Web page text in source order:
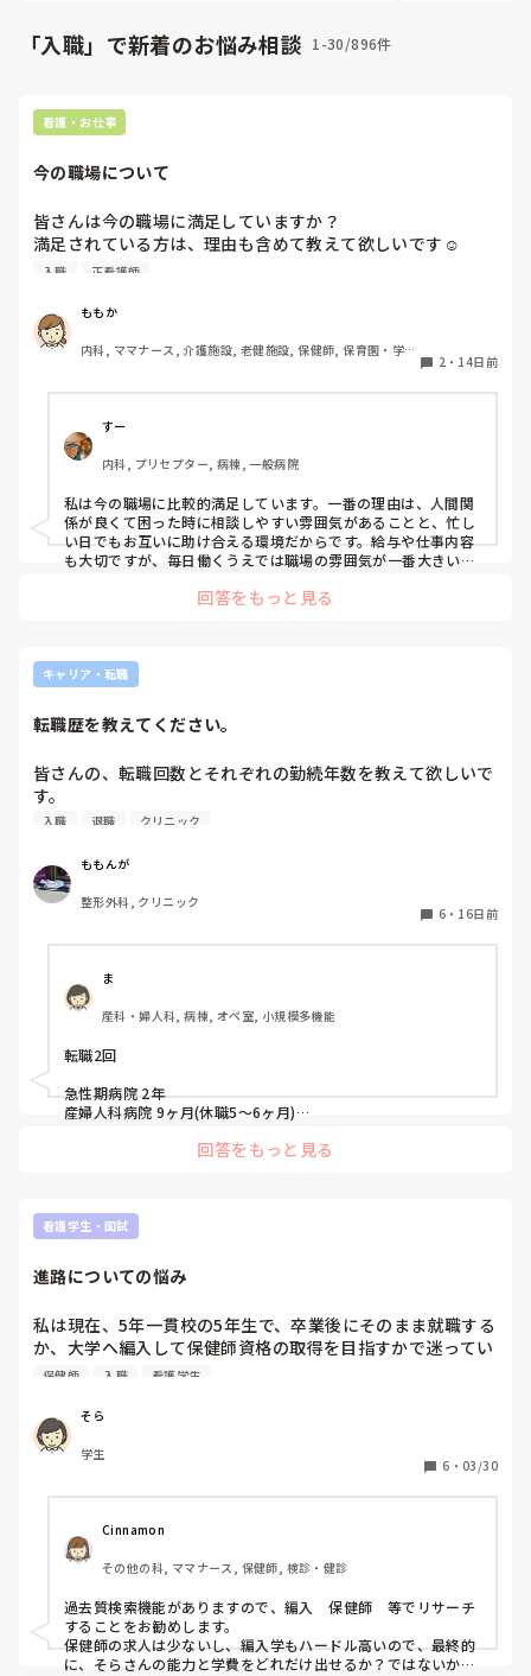
「入職」で新着のお悩み相談 1-30/896件
看護・お仕事
今の職場について
皆さんは今の職場に満足していますか？
満足されている方は、理由も含めて教えて欲しいです☺️
看護の職場って入職してからでないと、雰囲気とかも分から
入職 正看護師
ももか
内科, ママナース, 介護施設, 老健施設, 保健師, 保育園・学
2 ・ 14日前
すー
内科, プリセプター, 病棟, 一般病院
私は今の職場に比較的満足しています。一番の理由は、人間関
係が良くて困った時に相談しやすい雰囲気があることと、忙し
い日でもお互いに助け合える環境だからです。給与や仕事内容
も大切ですが、毎日働くうえでは職場の雰囲気が一番大きいと
一方で、どんな職場でも多少の不満はありますし、100％理想
本当におっしゃる通りで、入職してみないと分からない部分は
多いですよね。私は見学のときにスタッフ同士の雰囲気や挨
いった点が、自分に合う職場を見つけるヒントになると思いま
回答をもっと見る
キャリア・転職
転職歴を教えてください。
皆さんの、転職回数とそれぞれの勤続年数を教えて欲しいで
す。
入職 退職 クリニック
ももんが
整形外科, クリニック
6・ 16日前
ま
産科・婦人科, 病棟, オペ室, 小規模多機能
転職2回
急性期病院 2年
産婦人科病院 9ヶ月(休職5～6ヶ月)
です。参考になれば幸いです回答をもっと見る
看護学生・国試
進路についての悩み
私は現在、5年一貫校の5年生で、卒業後にそのまま就職する
か、大学へ編入して保健師資格の取得を目指すかで迷ってい
ます。
大学編入を考えている理由としては、将来的に収入面での安
定や向上が期待できること、基礎的な知識や考え方をよりし
っかりと身につけられること、そして保健師資格を取得する
ことで就職先の幅が広がる点に魅力を感じているためです。
一方で、就職を選べば早く現場経験を積むことができ、すぐ
に収入を得られるというメリットもあり、どちらの進路を選
ぶべきか悩んでいます。
皆様であれば、このような状況の場合、どのような進路を選
択されますか。理由とあわせてご意見をいただけると幸いで
す。
保健師 入職 看護学生
そら
学生
6 ・ 03/30
Cinnamon
その他の科, ママナース, 保健師, 検診・健診
過去質検索機能がありますので、編入　保健師　等でリサーチ
することをお勧めします。
保健師の求人は少ないし、編入学もハードル高いので、最終的
に、そらさんの能力と学費をどれだけ出せるか？ではないか